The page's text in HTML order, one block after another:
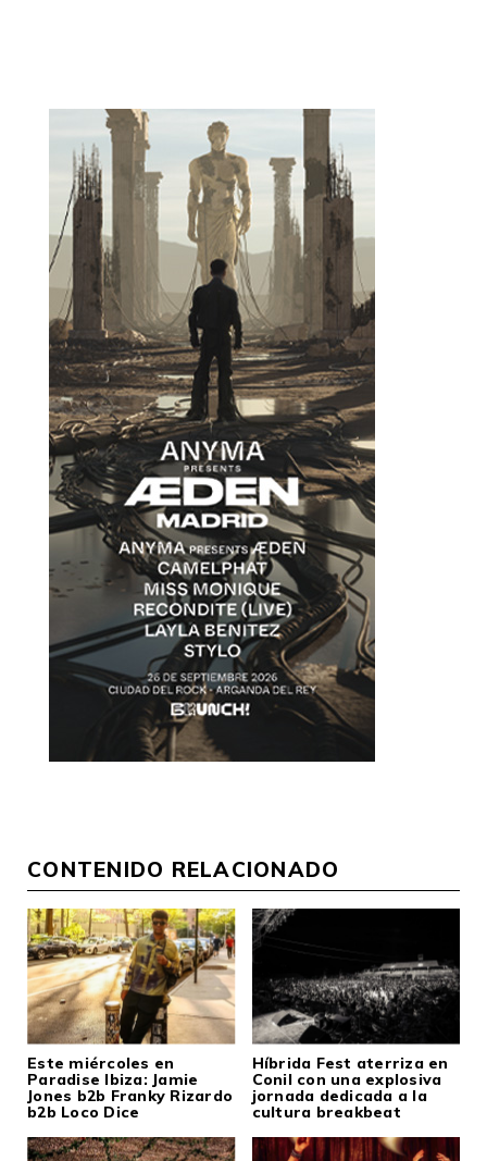
CONTENIDO RELACIONADO
Este miércoles en
Paradise Ibiza: Jamie
Jones b2b Franky Rizardo
b2b Loco Dice
Híbrida Fest aterriza en
Conil con una explosiva
jornada dedicada a la
cultura breakbeat